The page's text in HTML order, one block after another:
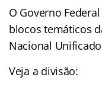
O Governo
blocos temáticos
Nacional
Veja a divisão: